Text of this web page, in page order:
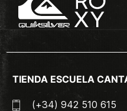
TIENDA ESCUELA
(+34) 942 510 615